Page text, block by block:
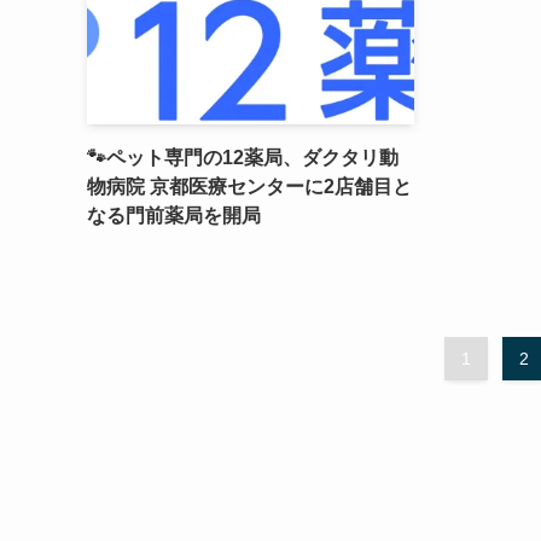
🐾ペット専門の12薬局、ダクタリ動
物病院 京都医療センターに2店舗目と
なる門前薬局を開局
1 2